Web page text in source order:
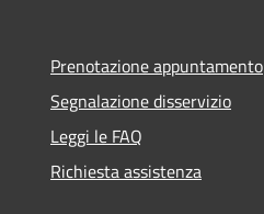
Prenotazione appuntamento
Segnalazione disservizio
Leggi le FAQ
Richiesta assistenza